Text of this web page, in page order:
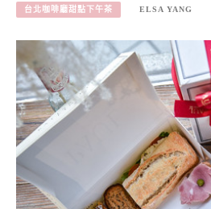
台北咖啡廳甜點下午茶 ELSA YANG